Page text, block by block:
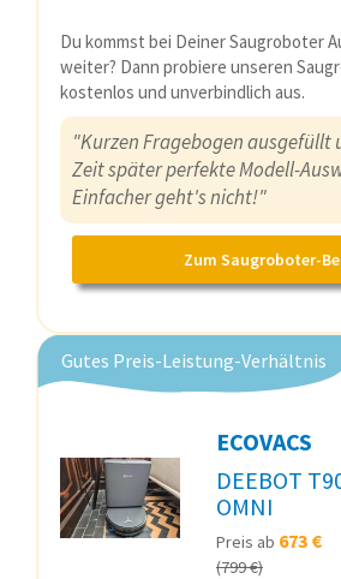
Du kommst bei Deiner Saugroboter
weiter? Dann probiere unseren
kostenlos und unverbindlich aus.
"Kurzen Fragebogen ausgefüllt
Zeit später perfekte Modell-
Einfacher geht's nicht!"
Zum Saugroboter-
Gutes Preis-Leistung-Verhältnis
ECOVACS
DEEBOT
OMNI
Preis ab 673 €
(799 €)